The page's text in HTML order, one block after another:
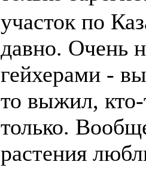
участок по
давно. Очень
гейхерами -
то выжил,
только.
растения